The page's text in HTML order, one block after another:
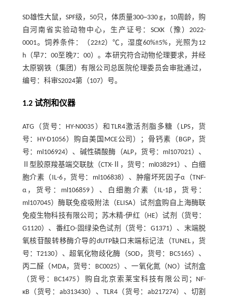
SD雄性大鼠，SPF级，50只，体质量300~330 g，10周龄，购
自河南省实验动物中心，生产证号：SCXK（豫）2022-
0001。饲养条件：（22±2）℃，湿度60%±5%，光照为12
h（早7：00至晚7：00）。本研究符合动物伦理要求，并经
太原钢铁（集团）有限公司总医院伦理委员会审批通过，
编号：科审S2024第（107）号。
1.2 试剂和仪器
ATG（货号：HY-N0035）和TLR4激活剂脂多糖（LPS，货
号：HY-D1056）购自美国MCE公司）；骨钙素（BGP，货
号：ml106924）、碱性磷酸酶（ALP，货号：ml107021）、
Ⅱ型胶原羧基端交联肽（CTX-Ⅱ，货号：ml038291）、白细
胞介素（IL-6，货号：ml106838）、肿瘤坏死因子α（TNF-
α，货号：ml106859）、白细胞介素（IL-1β，货号：
ml107045）酶联免疫吸附法（ELISA）试剂盒购自上海酶联
免疫生物科技有限公司；苏木精-伊红（HE）试剂（货号：
G1120）、番红O-固绿染色试剂（货号：G1371）、末端脱
氧核苷酸转移酶介导的dUTP缺口末端标记法（TUNEL，货
号：T2130）、超氧化物歧化酶（SOD，货号：BC5165）、
丙二醛（MDA，货号：BC0025）、一氧化氮（NO）试剂盒
（货号：BC1475）购自北京索莱宝科技有限公司；NF-
κB（货号：ab313430）、TLR4（货号：ab217274）、切割